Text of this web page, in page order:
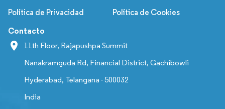
Política de Privacidad Política de Cookies
Contacto
11th Floor, Rajapushpa Summit
Nanakramguda Rd, Financial District, Gachibowli
Hyderabad, Telangana - 500032
India